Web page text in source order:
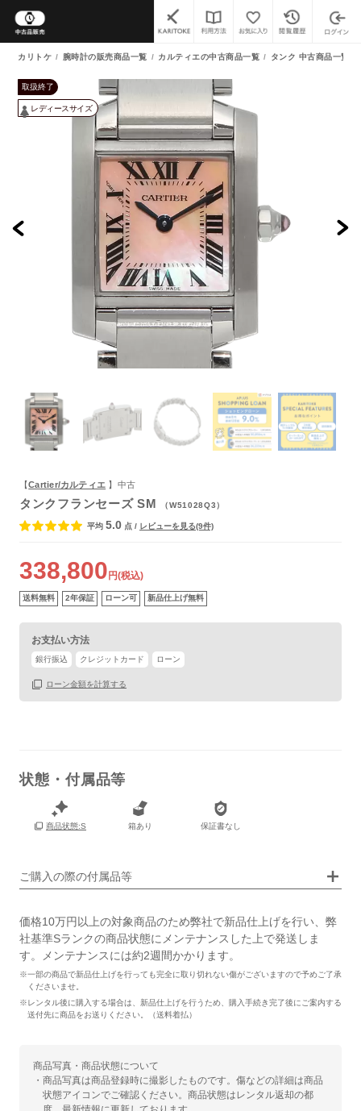
カリトケ 腕時計の販売商品一覧 カルティエの中古商品一覧 タンク 中古商品一覧
取扱終了
レディースサイズ
【Cartier/カルティエ 】中古
タンクフランセーズ SM （W51028Q3）
平均 5.0 点 / レビューを見る(9件)
338,800 円(税込)
送料無料 2年保証 ローン可 新品仕上げ無料
お支払い方法
銀行振込 クレジットカード ローン
ローン金額を計算する
状態・付属品等
商品状態:S 箱あり 保証書なし
ご購入の際の付属品等
箱
価格10万円以上の対象商品のため弊社で新品仕上げを行い、弊
社基準Sランクの商品状態にメンテナンスした上で発送しま
す。メンテナンスには約2週間かかります。
※一部の商品で新品仕上げを行っても完全に取り切れない傷がございますので予めご了承
くださいませ。
※レンタル後に購入する場合は、新品仕上げを行うため、購入手続き完了後にご案内する
送付先に商品をお送りください。（送料着払）
商品写真・商品状態について
・商品写真は商品登録時に撮影したものです。傷などの詳細は商品
状態アイコンでご確認ください。商品状態はレンタル返却の都
よくあるご質問